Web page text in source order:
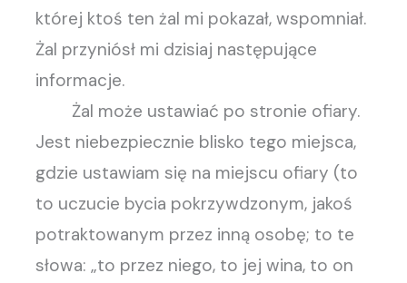
której ktoś ten żal mi pokazał, wspomniał.
Żal przyniósł mi dzisiaj następujące
informacje.
Żal może ustawiać po stronie ofiary.
Jest niebezpiecznie blisko tego miejsca,
gdzie ustawiam się na miejscu ofiary (to
to uczucie bycia pokrzywdzonym, jakoś
potraktowanym przez inną osobę; to te
słowa: „to przez niego, to jej wina, to on